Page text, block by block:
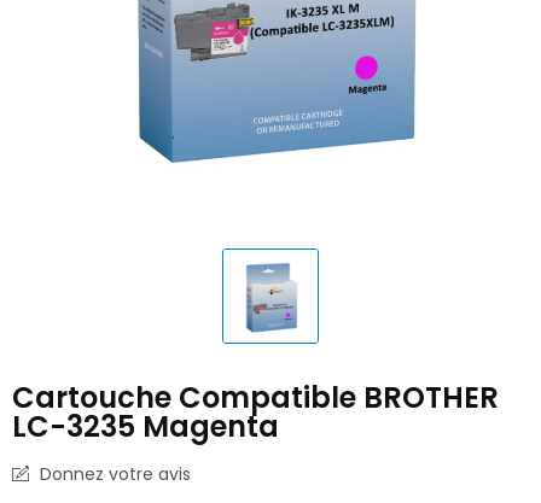
Cartouche Compatible BROTHER
LC-3235 Magenta
Donnez votre avis